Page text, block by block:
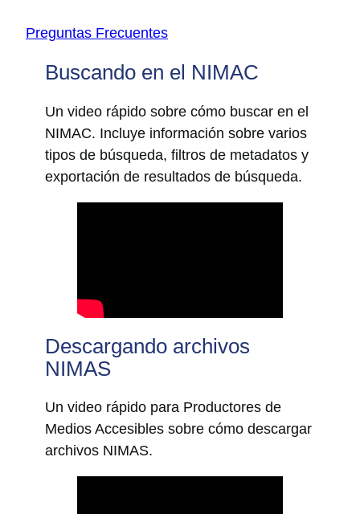
Preguntas Frecuentes
Buscando en el NIMAC
Un video rápido sobre cómo buscar en el
NIMAC. Incluye información sobre varios
tipos de búsqueda, filtros de metadatos y
exportación de resultados de búsqueda.
Descargando archivos
NIMAS
Un video rápido para Productores de
Medios Accesibles sobre cómo descargar
archivos NIMAS.